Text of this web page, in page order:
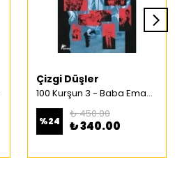
Çizgi Düşler
100 Kurşun 3 - Baba Emaneti Türkçe Çizgi Roman
%24
₺ 450.00
₺ 340.00